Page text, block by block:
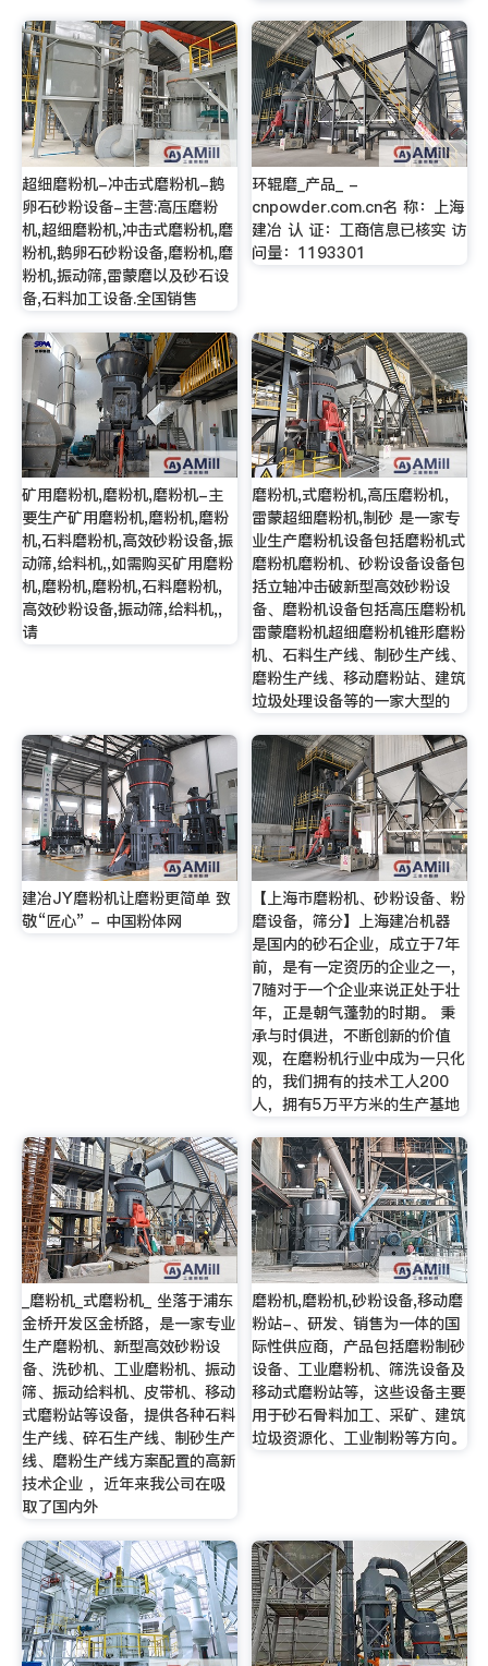
超细磨粉机-冲击式磨粉机-鹅
卵石砂粉设备-主营:高压磨粉
机,超细磨粉机,冲击式磨粉机,磨
粉机,鹅卵石砂粉设备,磨粉机,磨
粉机,振动筛,雷蒙磨以及砂石设
备,石料加工设备.全国销售
环辊磨_产品_ -
cnpowder.com.cn名 称：上海
建冶 认 证：工商信息已核实 访
问量：1193301
矿用磨粉机,磨粉机,磨粉机-主
要生产矿用磨粉机,磨粉机,磨粉
机,石料磨粉机,高效砂粉设备,振
动筛,给料机,,如需购买矿用磨粉
机,磨粉机,磨粉机,石料磨粉机,
高效砂粉设备,振动筛,给料机,,
请
磨粉机,式磨粉机,高压磨粉机，
雷蒙超细磨粉机,制砂 是一家专
业生产磨粉机设备包括磨粉机式
磨粉机磨粉机、砂粉设备设备包
括立轴冲击破新型高效砂粉设
备、磨粉机设备包括高压磨粉机
雷蒙磨粉机超细磨粉机锥形磨粉
机、石料生产线、制砂生产线、
磨粉生产线、移动磨粉站、建筑
垃圾处理设备等的一家大型的
建冶JY磨粉机让磨粉更简单 致
敬“匠心” - 中国粉体网
【上海市磨粉机、砂粉设备、粉
磨设备，筛分】上海建冶机器
是国内的砂石企业，成立于7年
前，是有一定资历的企业之一，
7随对于一个企业来说正处于壮
年，正是朝气蓬勃的时期。 秉
承与时俱进，不断创新的价值
观，在磨粉机行业中成为一只化
的，我们拥有的技术工人200
人，拥有5万平方米的生产基地
_磨粉机_式磨粉机_ 坐落于浦东
金桥开发区金桥路，是一家专业
生产磨粉机、新型高效砂粉设
备、洗砂机、工业磨粉机、振动
筛、振动给料机、皮带机、移动
式磨粉站等设备，提供各种石料
生产线、碎石生产线、制砂生产
线、磨粉生产线方案配置的高新
技术企业 ，近年来我公司在吸
取了国内外
磨粉机,磨粉机,砂粉设备,移动磨
粉站-、研发、销售为一体的国
际性供应商，产品包括磨粉制砂
设备、工业磨粉机、筛洗设备及
移动式磨粉站等，这些设备主要
用于砂石骨料加工、采矿、建筑
垃圾资源化、工业制粉等方向。